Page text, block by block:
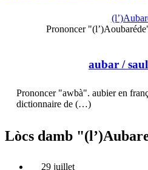
Prononcer
aubar /
Prononcer "awbà". aubier en
dictionnaire de (…)
Lòcs damb
29 juillet